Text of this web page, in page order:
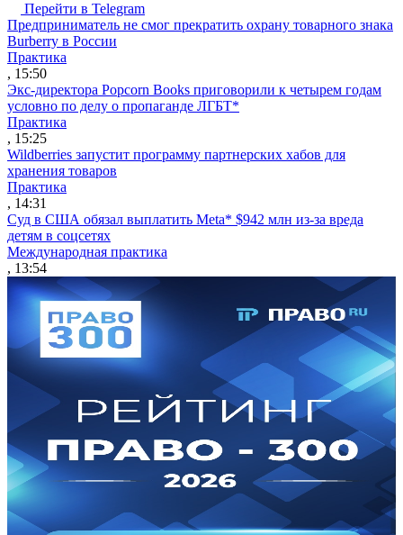
Перейти в Telegram
Предприниматель не смог прекратить охрану товарного знака
Burberry в России
Практика
, 15:50
Экс-директора Popcorn Books приговорили к четырем годам
условно по делу о пропаганде ЛГБТ*
Практика
, 15:25
Wildberries запустит программу партнерских хабов для
хранения товаров
Практика
, 14:31
Суд в США обязал выплатить Meta* $942 млн из-за вреда
детям в соцсетях
Международная практика
, 13:54